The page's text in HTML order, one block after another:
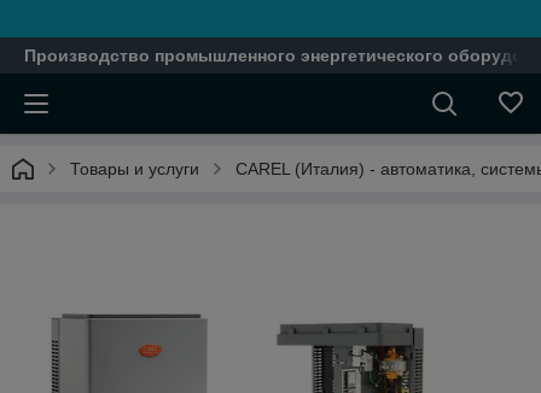
Производство промышленного энергетического
Товары и услуги CAREL (Италия) - автоматика,